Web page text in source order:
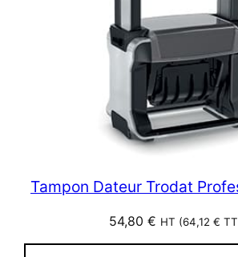
Tampon Dateur Trodat
54,80 € HT (64,12 €